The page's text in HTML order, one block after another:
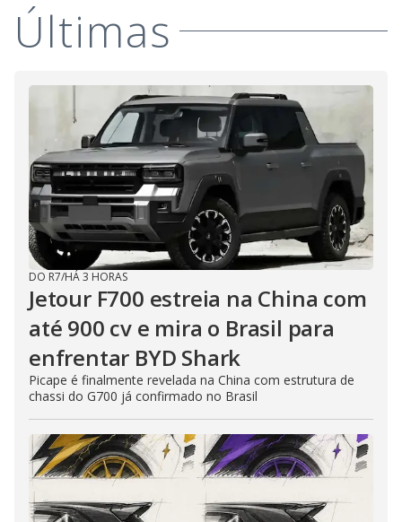
Últimas
DO R7/HÁ 3 HORAS
Jetour F700 estreia na China com
até 900 cv e mira o Brasil para
enfrentar BYD Shark
Picape é finalmente revelada na China com estrutura de
chassi do G700 já confirmado no Brasil